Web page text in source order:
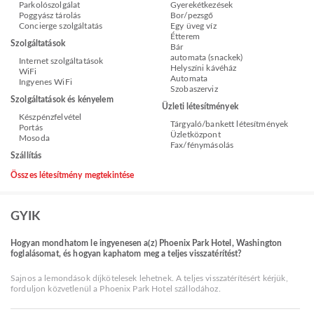
Parkolószolgálat
Poggyász tárolás
Concierge szolgáltatás
Szolgáltatások
Internet szolgáltatások
WiFi
Ingyenes WiFi
Szolgáltatások és kényelem
Készpénzfelvétel
Portás
Mosoda
Szállítás
Gyerekétkezések
Bor/pezsgő
Egy üveg víz
Étterem
Bár
automata (snackek)
Helyszíni kávéház
Automata
Szobaszerviz
Üzleti létesítmények
Tárgyaló/bankett létesítmények
Üzletközpont
Fax/fénymásolás
Összes létesítmény megtekintése
GYIK
Hogyan mondhatom le ingyenesen a(z) Phoenix Park Hotel, Washington
foglalásomat, és hogyan kaphatom meg a teljes visszatérítést?
Sajnos a lemondások díjkötelesek lehetnek. A teljes visszatérítésért kérjük,
forduljon közvetlenül a Phoenix Park Hotel szállodához.